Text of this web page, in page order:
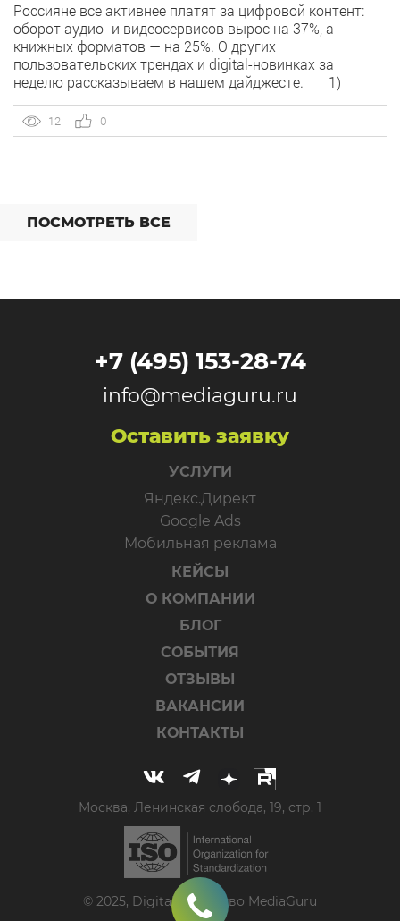
Россияне все активнее платят за цифровой контент:
оборот аудио- и видеосервисов вырос на 37%, а
книжных форматов — на 25%. О других
пользовательских трендах и digital-новинках за
неделю рассказываем в нашем дайджесте. 1)
Яндекса. Рекламная сеть Яндекса запускает формат
Overlay, который показывает рекламу поверх контента,
12 0
ПОСМОТРЕТЬ ВСЕ
+7 (495) 153-28-74
info@mediaguru.ru
Оставить заявку
УСЛУГИ
Яндекс.Директ
Google Ads
Мобильная реклама
КЕЙСЫ
О КОМПАНИИ
БЛОГ
СОБЫТИЯ
ОТЗЫВЫ
ВАКАНСИИ
КОНТАКТЫ
Москва, Ленинская слобода, 19, стр. 1
© 2025, Digital-агентство MediaGuru